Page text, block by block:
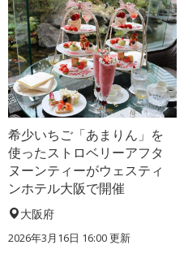
希少いちご「あまりん」を
使ったストロベリーアフタ
ヌーンティーがウェスティ
ンホテル大阪で開催
大阪府
2026年3月16日 16:00 更新